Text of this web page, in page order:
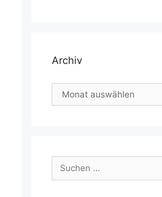
Archiv
Archiv
nach: